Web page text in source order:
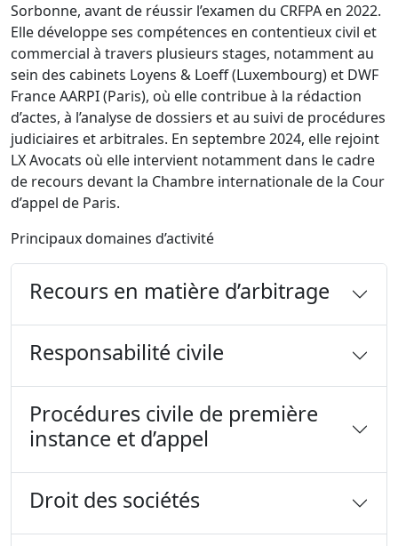
Sorbonne, avant de réussir l’examen du CRFPA en 2022.
Elle développe ses compétences en contentieux civil et
commercial à travers plusieurs stages, notamment au
sein des cabinets Loyens & Loeff (Luxembourg) et DWF
France AARPI (Paris), où elle contribue à la rédaction
d’actes, à l’analyse de dossiers et au suivi de procédures
judiciaires et arbitrales. En septembre 2024, elle rejoint
LX Avocats où elle intervient notamment dans le cadre
de recours devant la Chambre internationale de la Cour
d’appel de Paris.
Principaux domaines d’activité
Recours en matière d’arbitrage
Responsabilité civile
Procédures civile de première
instance et d’appel
Droit des sociétés